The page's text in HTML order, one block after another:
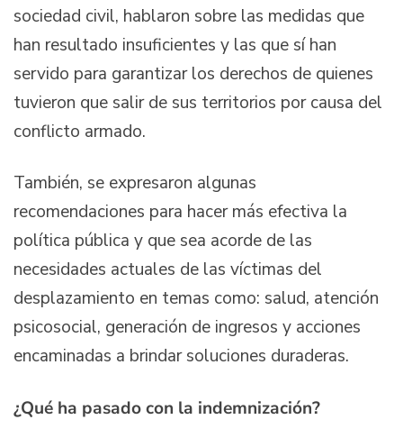
sociedad civil, hablaron sobre las medidas que
han resultado insuficientes y las que sí han
servido para garantizar los derechos de quienes
tuvieron que salir de sus territorios por causa del
conflicto armado.
También, se expresaron algunas
recomendaciones para hacer más efectiva la
política pública y que sea acorde de las
necesidades actuales de las víctimas del
desplazamiento en temas como: salud, atención
psicosocial, generación de ingresos y acciones
encaminadas a brindar soluciones duraderas.
¿Qué ha pasado con la indemnización?